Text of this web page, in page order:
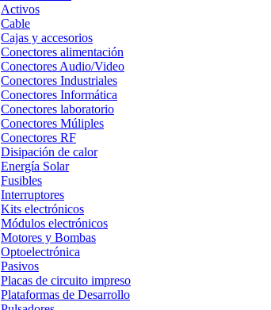
Activos
Cable
Cajas y accesorios
Conectores alimentación
Conectores Audio/Video
Conectores Industriales
Conectores Informática
Conectores laboratorio
Conectores Múliples
Conectores RF
Disipación de calor
Energía Solar
Fusibles
Interruptores
Kits electrónicos
Módulos electrónicos
Motores y Bombas
Optoelectrónica
Pasivos
Placas de circuito impreso
Plataformas de Desarrollo